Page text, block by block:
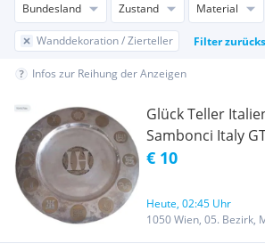
Bundesland Zustand Material
Wanddekoration / Zierteller Filter
Infos zur Reihung der Anzeigen
Glück Teller
Sambonci Italy
in Suche
€ 10
Heute, 02:45 Uhr
1050 Wien, 05. Bezirk,